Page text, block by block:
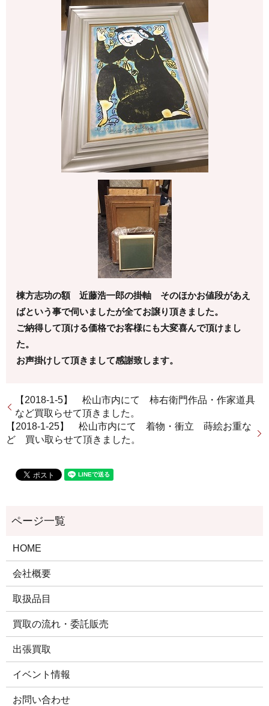
棟方志功の額 近藤浩一郎の掛軸 そのほかお値段があえ
ばという事で伺いましたが全てお譲り頂きました。
ご納得して頂ける価格でお客様にも大変喜んで頂けまし
た。
お声掛けして頂きまして感謝致します。
【2018-1-5】 松山市内にて 柿右衛門作品・作家道具
など買取らせて頂きました。
【2018-1-25】 松山市内にて 着物・衝立 蒔絵お重な
ど 買い取らせて頂きました。
HOME
会社概要
取扱品目
買取の流れ・委託販売
出張買取
イベント情報
お問い合わせ